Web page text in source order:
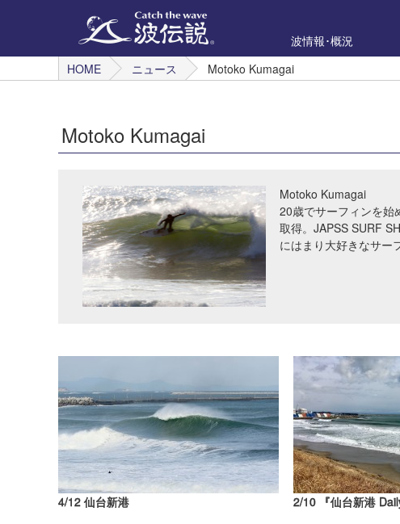
波情報･概況
HOME
ニュース Motoko Kumagai
Motoko Kumagai
Motoko Kumagai
20歳でサーフィンを始
取得。JAPSS SURF
にはまり大好きなサー
4/12 仙台新港 2/10 『仙台新港